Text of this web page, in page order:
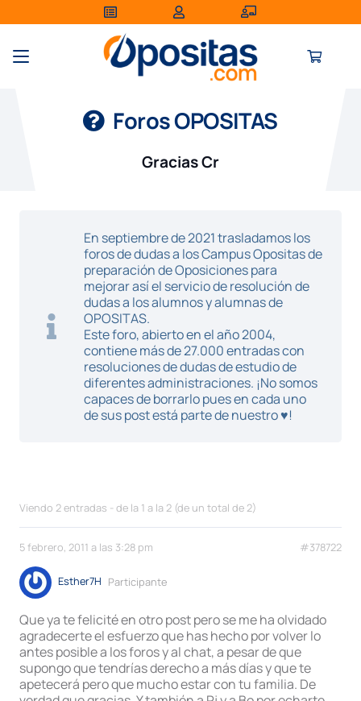
Foros OPOSITAS
Gracias Cr
En septiembre de 2021 trasladamos los
foros de dudas a los Campus Opositas de
preparación de Oposiciones para
mejorar así el servicio de resolución de
dudas a los alumnos y alumnas de
OPOSITAS.
Este foro, abierto en el año 2004,
contiene más de 27.000 entradas con
resoluciones de dudas de estudio de
diferentes administraciones. ¡No somos
capaces de borrarlo pues en cada uno
de sus post está parte de nuestro ♥!
Viendo 2 entradas - de la 1 a la 2 (de un total de 2)
5 febrero, 2011 a las 3:28 pm #378722
Esther7H Participante
Que ya te felicité en otro post pero se me ha olvidado
agradecerte el esfuerzo que has hecho por volver lo
antes posible a los foros y al chat, a pesar de que
supongo que tendrías derecho a más días y que te
apetecerá pero que mucho estar con tu familia. De